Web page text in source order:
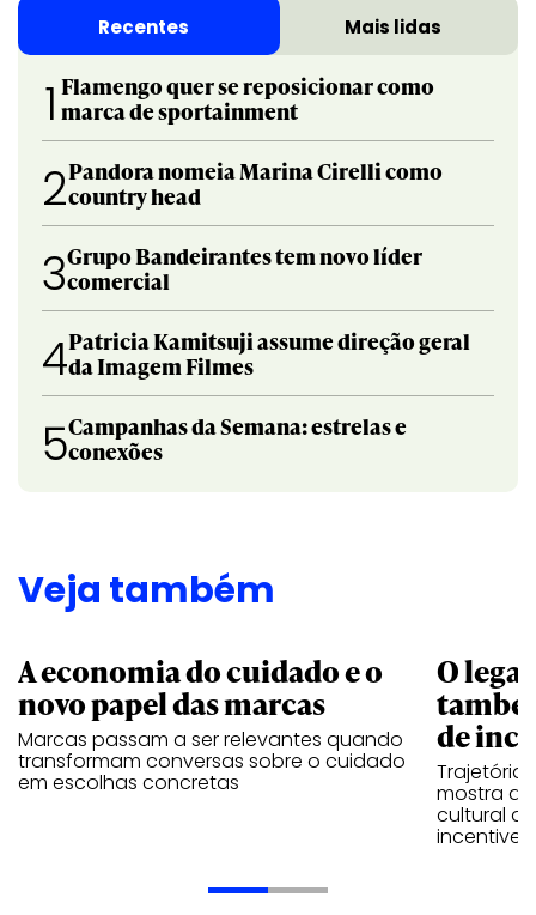
Recentes Mais lidas
1 Flamengo quer se reposicionar como
marca de sportainment
2Pandora nomeia Marina Cirelli como
country head
3Grupo Bandeirantes tem novo líder
comercial
4Patricia Kamitsuji assume direção geral
da Imagem Filmes
5Campanhas da Semana: estrelas e
conexões
Veja também
A economia do cuidado e o
novo papel das marcas
Marcas passam a ser relevantes quando
transformam conversas sobre o cuidado
em escolhas concretas
O
de
Trajetória
mostra
cultural
incentive